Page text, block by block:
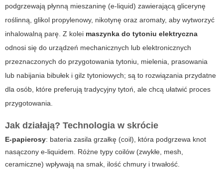
podgrzewają płynną mieszaninę (e-liquid) zawierającą glicerynę
roślinną, glikol propylenowy, nikotynę oraz aromaty, aby wytworzyć
inhalowalną parę. Z kolei maszynka do tytoniu elektryczna
odnosi się do urządzeń mechanicznych lub elektronicznych
przeznaczonych do przygotowania tytoniu, mielenia, prasowania
lub nabijania bibułek i gilz tytoniowych; są to rozwiązania przydatne
dla osób, które preferują tradycyjny tytoń, ale chcą ułatwić proces
przygotowania.
Jak działają? Technologia w skrócie
E-papierosy: bateria zasila grzałkę (coil), która podgrzewa knot
nasączony e-liquidem. Różne typy coilów (zwykłe, mesh,
ceramiczne) wpływają na smak, ilość chmury i trwałość.